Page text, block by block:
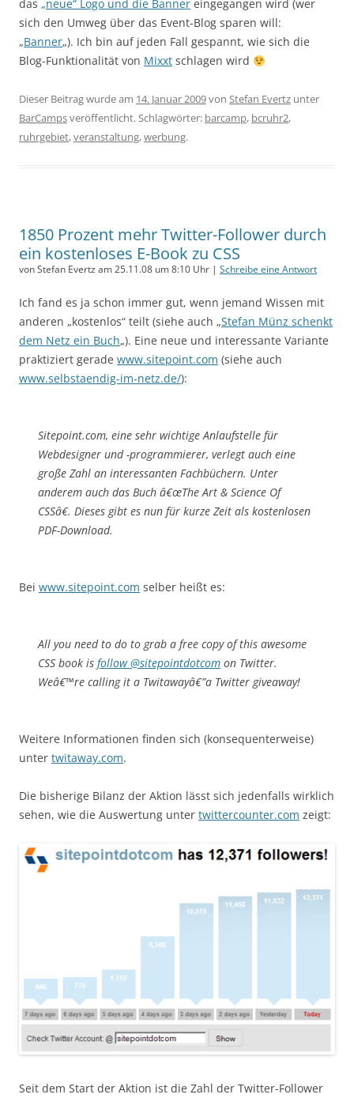
das „neue“ Logo und die Banner eingegangen wird (wer
sich den Umweg über das Event-Blog sparen will:
„Banner„). Ich bin auf jeden Fall gespannt, wie sich die
Blog-Funktionalität von Mixxt schlagen wird
Dieser Beitrag wurde am 14. Januar 2009von Stefan Evertz unter
BarCampsveröffentlicht. Schlagwörter: barcamp, bcruhr2,
ruhrgebiet,veranstaltung,werbung.
1850 Prozent mehr Twitter-Follower durch
ein kostenloses E-Book zu CSS
von Stefan Evertz am 25.11.08 um 8:10 Uhr | Schreibe eine Antwort
Ich fand es ja schon immer gut, wenn jemand Wissen mit
anderen „kostenlos“ teilt (siehe auch „Stefan Münz schenkt
dem Netz ein Buch„). Eine neue und interessante Variante
praktiziert gerade www.sitepoint.com (siehe auch
www.selbstaendig-im-netz.de/):
Sitepoint.com, eine sehr wichtige Anlaufstelle für
Webdesigner und -programmierer, verlegt auch eine
große Zahl an interessanten Fachbüchern. Unter
anderem auch das Buch â€œThe Art & Science Of
CSSâ€. Dieses gibt es nun für kurze Zeit als kostenlosen
PDF-Download.
Bei www.sitepoint.com selber heißt es:
All you need to do to grab a free copy of this awesome
CSS book is follow @sitepointdotcom on Twitter.
Weâ€™re calling it a Twitawayâ€”a Twitter giveaway!
Weitere Informationen finden sich (konsequenterweise)
unter twitaway.com.
Die bisherige Bilanz der Aktion lässt sich jedenfalls wirklich
sehen, wie die Auswertung unter twittercounter.com zeigt:
Seit dem Start der Aktion ist die Zahl der Twitter-Follower